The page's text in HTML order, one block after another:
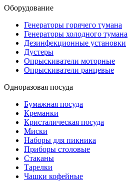
Оборудование
Генераторы горячего тумана
Генераторы холодного тумана
Дезинфекционные установки
Дустеры
Опрыскиватели моторные
Опрыскиватели ранцевые
Одноразовая посуда
Бумажная посуда
Креманки
Кристалическая посуда
Миски
Наборы для пикника
Приборы столовые
Стаканы
Тарелки
Чашки кофейные